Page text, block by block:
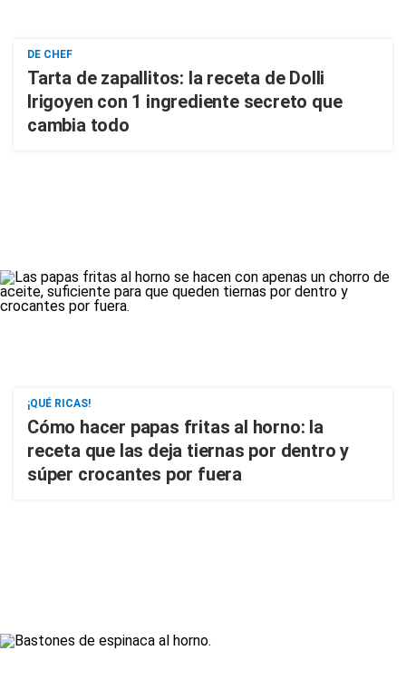
DE CHEF
Tarta de zapallitos: la receta de Dolli
Irigoyen con 1 ingrediente secreto que
cambia todo
¡QUÉ RICAS!
Cómo hacer papas fritas al horno: la
receta que las deja tiernas por dentro y
súper crocantes por fuera